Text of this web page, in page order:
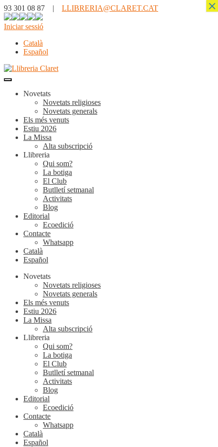
93 301 08 87 | LLIBRERIA@CLARET.CAT
Iniciar sessió
Català
Español
Novetats
Novetats religioses
Novetats generals
Els més venuts
Estiu 2026
La Missa
Alta subscripció
Llibreria
Qui som?
La botiga
El Club
Butlletí setmanal
Activitats
Blog
Editorial
Ecoedició
Contacte
Whatsapp
Català
Español
Novetats
Novetats religioses
Novetats generals
Els més venuts
Estiu 2026
La Missa
Alta subscripció
Llibreria
Qui som?
La botiga
El Club
Butlletí setmanal
Activitats
Blog
Editorial
Ecoedició
Contacte
Whatsapp
Català
Español
×